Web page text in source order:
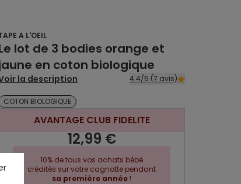
A L'OEIL
lot de 3 bodies orange et
en coton biologique
la description 4.4/5 (7 avis)
COTON BIOLOGIQUE
AVANTAGE CLUB FIDELITE
12,99 €
10% de tous vos achats bébé
crédités sur votre cagnotte pendant
sa première année !